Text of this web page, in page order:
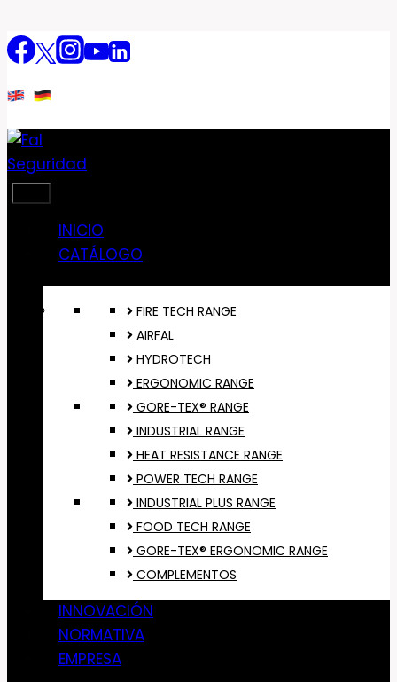
Saltar
al
contenido
INICIO
CATÁLOGO
FIRE TECH RANGE
AIRFAL
HYDROTECH
ERGONOMIC RANGE
GORE-TEX® RANGE
INDUSTRIAL RANGE
HEAT RESISTANCE RANGE
POWER TECH RANGE
INDUSTRIAL PLUS RANGE
FOOD TECH RANGE
GORE-TEX® ERGONOMIC RANGE
COMPLEMENTOS
INNOVACIÓN
NORMATIVA
EMPRESA